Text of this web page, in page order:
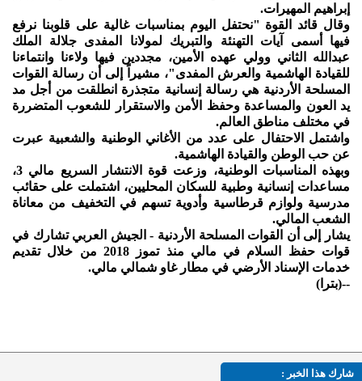
إبراهيم المهيرات.
وقال قائد القوة "نحتفل اليوم بمناسبات غالية على قلوبنا نرفع
فيها أسمى آيات التهنئة والتبريك لمولانا المفدى جلالة الملك
عبدالله الثاني وولي عهده الأمين، مجددين فيها ولاءنا وانتماءنا
للقيادة الهاشمية والعرش المفدى"، مشيراً إلى أن رسالة القوات
المسلحة الأردنية هي رسالة إنسانية متجذرة انطلقت من أجل مد
يد العون والمساعدة وحفظ الأمن والاستقرار للشعوب المتضررة
في مختلف مناطق العالم.
واشتمل الاحتفال على عدد من الأغاني الوطنية والشعبية عبرت
عن حب الوطن والقيادة الهاشمية.
وبهذه المناسبات الوطنية، وزعت قوة الانتشار السريع مالي 3،
مساعدات إنسانية وطبية للسكان المحليين، اشتملت على حقائب
مدرسية ولوازم قرطاسية وأدوية تسهم في التخفيف من معاناة
الشعب المالي.
يشار إلى أن القوات المسلحة الأردنية - الجيش العربي تشارك في
قوات حفظ السلام في مالي منذ تموز 2018 من خلال تقديم
خدمات الإسناد الأرضي في مطار غاو شمالي مالي.
--(بترا)
شارك هذا الخبر :